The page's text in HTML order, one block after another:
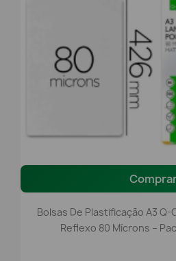
Bolsas De Plastificação A3 Q-
Reflexo 80 Mícrons –